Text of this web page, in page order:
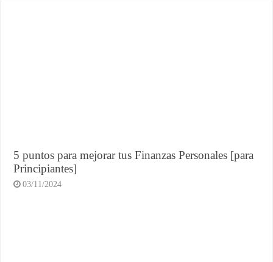
5 puntos para mejorar tus Finanzas Personales [para
Principiantes]
03/11/2024